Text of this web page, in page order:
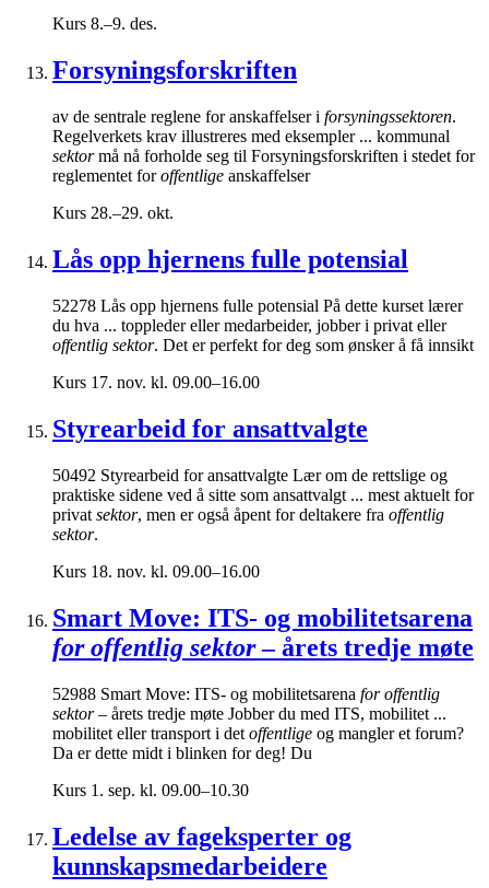
Kurs 8.–9. des.
Forsyningsforskriften
av de sentrale reglene for anskaffelser i forsyningssektoren.
Regelverkets krav illustreres med eksempler ... kommunal
sektormå nå forholde seg til Forsyningsforskriften i stedet for
reglementet foroffentlige anskaffelser
Kurs 28.–29. okt.
Lås opp hjernens fulle potensial
52278 Lås opp hjernens fulle potensial På dette kurset lærer
du hva ... toppleder eller medarbeider, jobber i privat eller
offentlig sektor. Det er perfekt for deg som ønsker å få innsikt
Kurs 17. nov. kl. 09.00–16.00
Styrearbeid for ansattvalgte
50492 Styrearbeid for ansattvalgte Lær om de rettslige og
praktiske sidene ved å sitte som ansattvalgt ... mest aktuelt for
privat sektor, men er også åpent for deltakere fra offentlig
sektor.
Kurs 18. nov. kl. 09.00–16.00
Smart Move: ITS- og mobilitetsarena
for offentlig sektor– årets tredje møte
52988 Smart Move: ITS- og mobilitetsarena for offentlig
sektor– årets tredje møte Jobber du med ITS, mobilitet ...
mobilitet eller transport i det offentlige og mangler et forum?
Da er dette midt i blinken for deg! Du
Kurs 1. sep. kl. 09.00–10.30
Ledelse av fageksperter og
kunnskapsmedarbeidere